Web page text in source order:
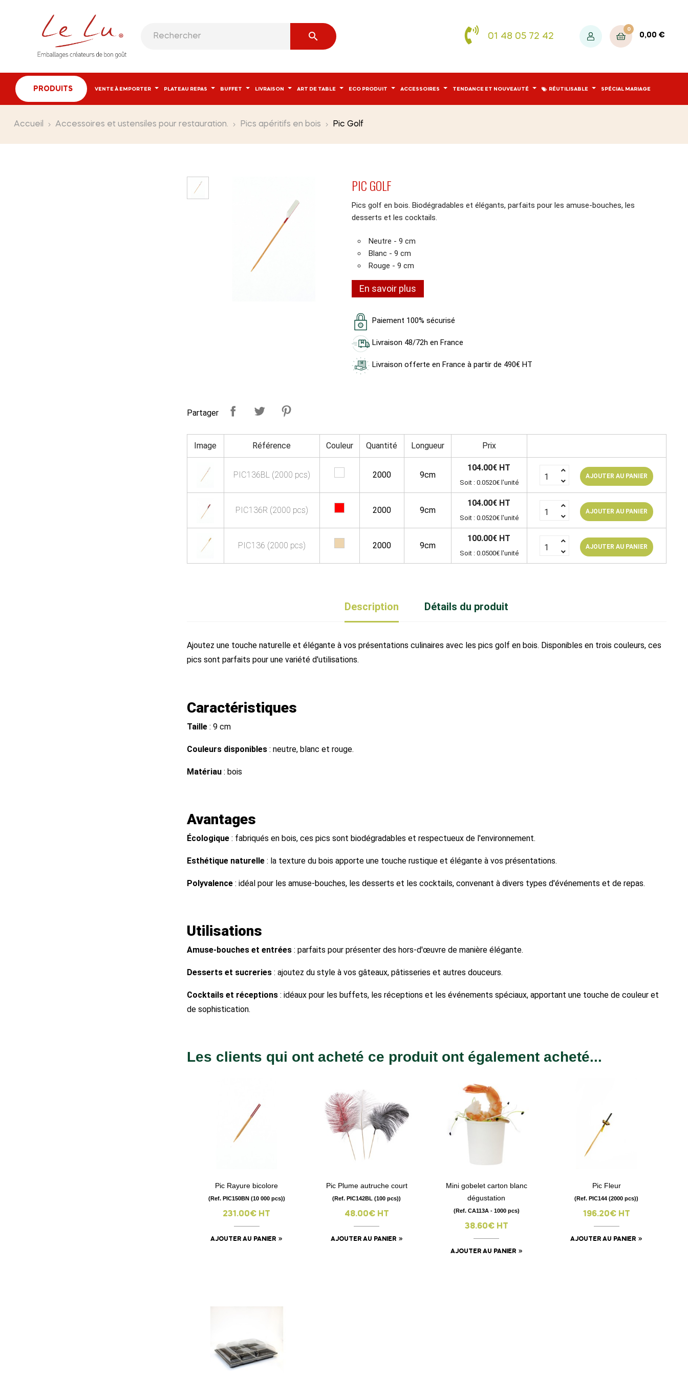
 01 48 05 72 42
0
0,00 €
PRODUITS VENTE À EMPORTER PLATEAU REPAS BUFFET LIVRAISON ART DE TABLE ECO PRODUIT ACCESSOIRES TENDANCE ET NOUVEAUTÉ RÉUTILISABLE SPÉCIAL MARIAGE
Accueil Accessoires et ustensiles pour restauration. Pics apéritifs en bois Pic Golf
PIC GOLF
Pics golf en bois. Biodégradables et élégants, parfaits pour les amuse-bouches, les
desserts et les cocktails.
Neutre - 9 cm
Blanc - 9 cm
Rouge - 9 cm
En savoir plus
Paiement 100% sécurisé
Livraison 48/72h en France
Livraison offerte en France à partir de 490€ HT
Partager
Image Référence Couleur Quantité Longueur Prix
PIC136BL (2000 pcs) 2000 9cm
104.00€ HT
Soit : 0.0520€ l'unité
AJOUTER AU PANIER
PIC136R (2000 pcs) 2000 9cm
104.00€ HT
Soit : 0.0520€ l'unité
AJOUTER AU PANIER
PIC136 (2000 pcs) 2000 9cm
100.00€ HT
Soit : 0.0500€ l'unité
AJOUTER AU PANIER
Description Détails du produit
Ajoutez une touche naturelle et élégante à vos présentations culinaires avec les pics golf en bois. Disponibles en trois couleurs, ces
pics sont parfaits pour une variété d'utilisations.
Caractéristiques
Taille: 9 cm
Couleurs disponibles: neutre, blanc et rouge.
Matériau: bois
Avantages
Écologique: fabriqués en bois, ces pics sont biodégradables et respectueux de l'environnement.
Esthétique naturelle: la texture du bois apporte une touche rustique et élégante à vos présentations.
Polyvalence: idéal pour les amuse-bouches, les desserts et les cocktails, convenant à divers types d'événements et de repas.
Utilisations
Amuse-bouches et entrées: parfaits pour présenter des hors-d'œuvre de manière élégante.
Desserts et sucreries: ajoutez du style à vos gâteaux, pâtisseries et autres douceurs.
Cocktails et réceptions: idéaux pour les buffets, les réceptions et les événements spéciaux, apportant une touche de couleur et
de sophistication.
Les clients qui ont acheté ce produit ont également acheté...
visibility
Pic Rayure bicolore
(Ref. PIC150BN (10 000 pcs))
231.00€ HT
AJOUTER AU PANIER
visibility
Pic Plume autruche court
(Ref. PIC142BL (100 pcs))
48.00€ HT
AJOUTER AU PANIER
visibility
Mini gobelet carton blanc
dégustation
(Ref. CA113A - 1000 pcs)
38.60€ HT
AJOUTER AU PANIER
visibility
Pic Fleur
(Ref. PIC144 (2000 pcs))
196.20€ HT
AJOUTER AU PANIER